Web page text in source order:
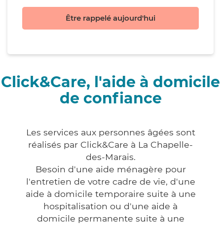
Être rappelé aujourd'hui
Click&Care, l'aide à domicile
de confiance
Les services aux personnes âgées sont
réalisés par Click&Care à La Chapelle-
des-Marais.
Besoin d'une aide ménagère pour
l'entretien de votre cadre de vie, d'une
aide à domicile temporaire suite à une
hospitalisation ou d'une aide à
domicile permanente suite à une